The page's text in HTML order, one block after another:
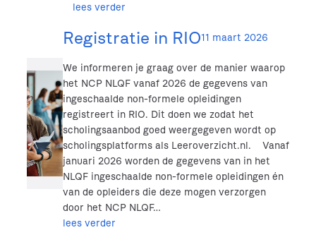
lees verder
Registratie in RIO11 maart 2026
We informeren je graag over de manier waarop
het NCP NLQF vanaf 2026 de gegevens van
ingeschaalde non-formele opleidingen
registreert in RIO. Dit doen we zodat het
scholingsaanbod goed weergegeven wordt op
scholingsplatforms als Leeroverzicht.nl. Vanaf
januari 2026 worden de gegevens van in het
NLQF ingeschaalde non-formele opleidingen én
van de opleiders die deze mogen verzorgen
door het NCP NLQF…
lees verder